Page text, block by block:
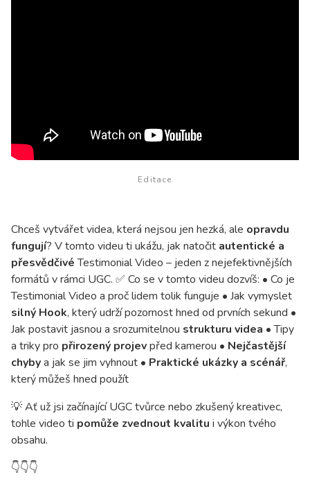
Editace
Chceš vytvářet videa, která nejsou jen hezká, ale opravdu
fungují? V tomto videu ti ukážu, jak natočit autentické a
přesvědčivéTestimonial Video – jeden z nejefektivnějších
formátů v rámci UGC. ✅ Co se v tomto videu dozvíš: • Co je
Testimonial Video a proč lidem tolik funguje • Jak vymyslet
silný Hook, který udrží pozornost hned od prvních sekund •
Jak postavit jasnou a srozumitelnou strukturu videa • Tipy
a triky pro přirozený projevpřed kamerou • Nejčastější
chybya jak se jim vyhnout • Praktické ukázky a scénář,
který můžeš hned použít
💡 Ať už jsi začínající UGC tvůrce nebo zkušený kreativec,
tohle video ti pomůže zvednout kvalitu i výkon tvého
obsahu.
👇👇👇